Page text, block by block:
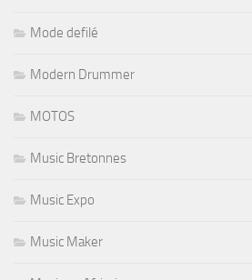
Mode defilé
Modern Drummer
MOTOS
Music Bretonnes
Music Expo
Music Maker